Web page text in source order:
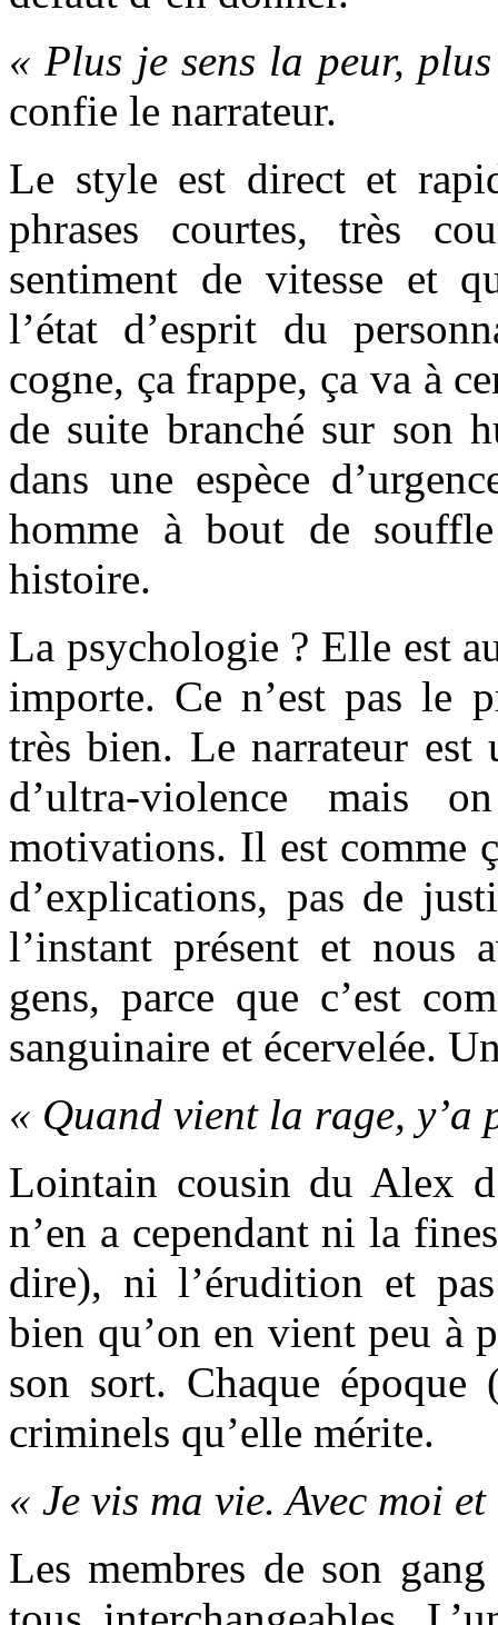
« Plus je sens la peur,
confie le narrateur.
Le style est direct et
phrases courtes, très
sentiment de vitesse et
l’état d’esprit du
cogne, ça frappe, ça va à
de suite branché sur son
dans une espèce
homme à bout de
histoire.
La psychologie ? Elle est
importe. Ce n’est pas le
très bien. Le narrateur est
d’ultra-violence mais
motivations. Il est comme
d’explications, pas de
l’instant présent et nous
gens, parce que c’est
sanguinaire et écervelée.
« Quand vient la rage, y’a
Lointain cousin du Alex
n’en a cependant ni la
dire), ni l’érudition et
bien qu’on en vient peu à
son sort. Chaque époque
criminels qu’elle mérite.
« Je vis ma vie. Avec moi
Les membres de son